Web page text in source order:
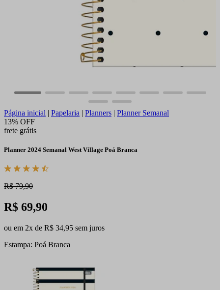
Página inicial | Papelaria | Planners | Planner Semanal
13% OFF
frete grátis
Planner 2024 Semanal West Village Poá Branca
R$ 79,90
R$ 69,90
ou em 2x de R$ 34,95 sem juros
Estampa: Poá Branca